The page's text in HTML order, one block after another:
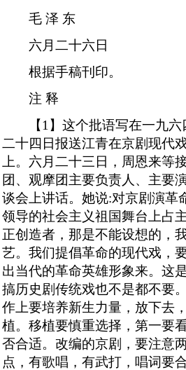
毛 泽 东
六月二十六日
根据手稿刊印。
注 释
【1】这个批语写在一九六
二十四日报送江青在京剧现代
上。六月二十三日，周恩来等
团、观摩团主要负责人、主要
谈会上讲话。她说:对京剧演革
领导的社会主义祖国舞台上占
正创造者，那是不能设想的，
艺。我们提倡革命的现代戏，
出当代的革命英雄形象来。这
搞历史剧传统戏也不是都不要
作上要培养新生力量，放下去
植。移植要慎重选择，第一要
否合适。改编的京剧，要注意
点，有歌唱，有武打，唱词要